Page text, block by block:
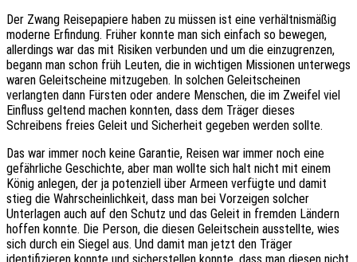
Der Zwang Reisepapiere haben zu müssen ist eine verhältnismäßig
moderne Erfindung. Früher konnte man sich einfach so bewegen,
allerdings war das mit Risiken verbunden und um die einzugrenzen,
begann man schon früh Leuten, die in wichtigen Missionen unterwegs
waren Geleitscheine mitzugeben. In solchen Geleitscheinen
verlangten dann Fürsten oder andere Menschen, die im Zweifel viel
Einfluss geltend machen konnten, dass dem Träger dieses
Schreibens freies Geleit und Sicherheit gegeben werden sollte.
Das war immer noch keine Garantie, Reisen war immer noch eine
gefährliche Geschichte, aber man wollte sich halt nicht mit einem
König anlegen, der ja potenziell über Armeen verfügte und damit
stieg die Wahrscheinlichkeit, dass man bei Vorzeigen solcher
Unterlagen auch auf den Schutz und das Geleit in fremden Ländern
hoffen konnte. Die Person, die diesen Geleitschein ausstellte, wies
sich durch ein Siegel aus. Und damit man jetzt den Träger